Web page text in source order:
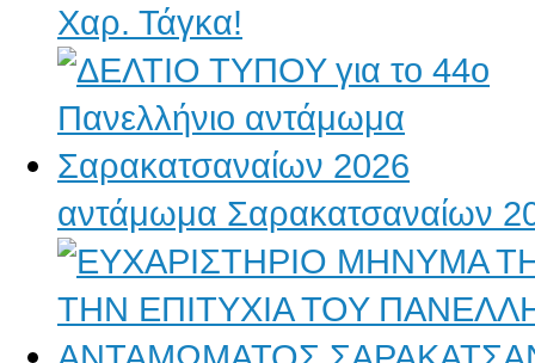
Χαρ. Τάγκα!
αντάμωμα Σαρακατσαναίων